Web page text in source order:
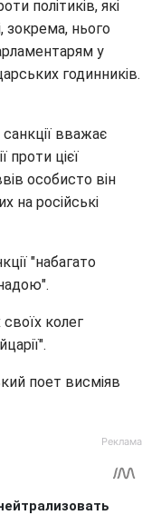
політиків, які
зокрема, нього
у
годинників.
вважає
проти цієї
особисто він
на російські
"набагато
колег
поет висміяв